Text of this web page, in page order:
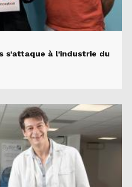
s’attaque à l’industrie du